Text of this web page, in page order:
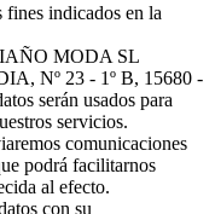
fines indicados en la
MODA SL
Nº 23 - 1º B, 15680 -
serán usados para
servicios.
comunicaciones
podrá facilitarnos
al efecto.
con su